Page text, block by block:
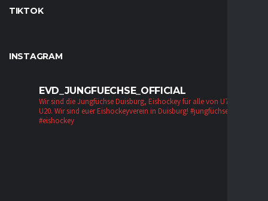
TIKTOK
INSTAGRAM
EVD_JUNGFUECHSE_OFFICIAL
Wir sind die Jungfüchse Duisburg, Eishockey für alle von U7 bis zur
U20. Wir sind euer Eishockeyverein in Duisburg! #jungfüchse #evd
#eishockey